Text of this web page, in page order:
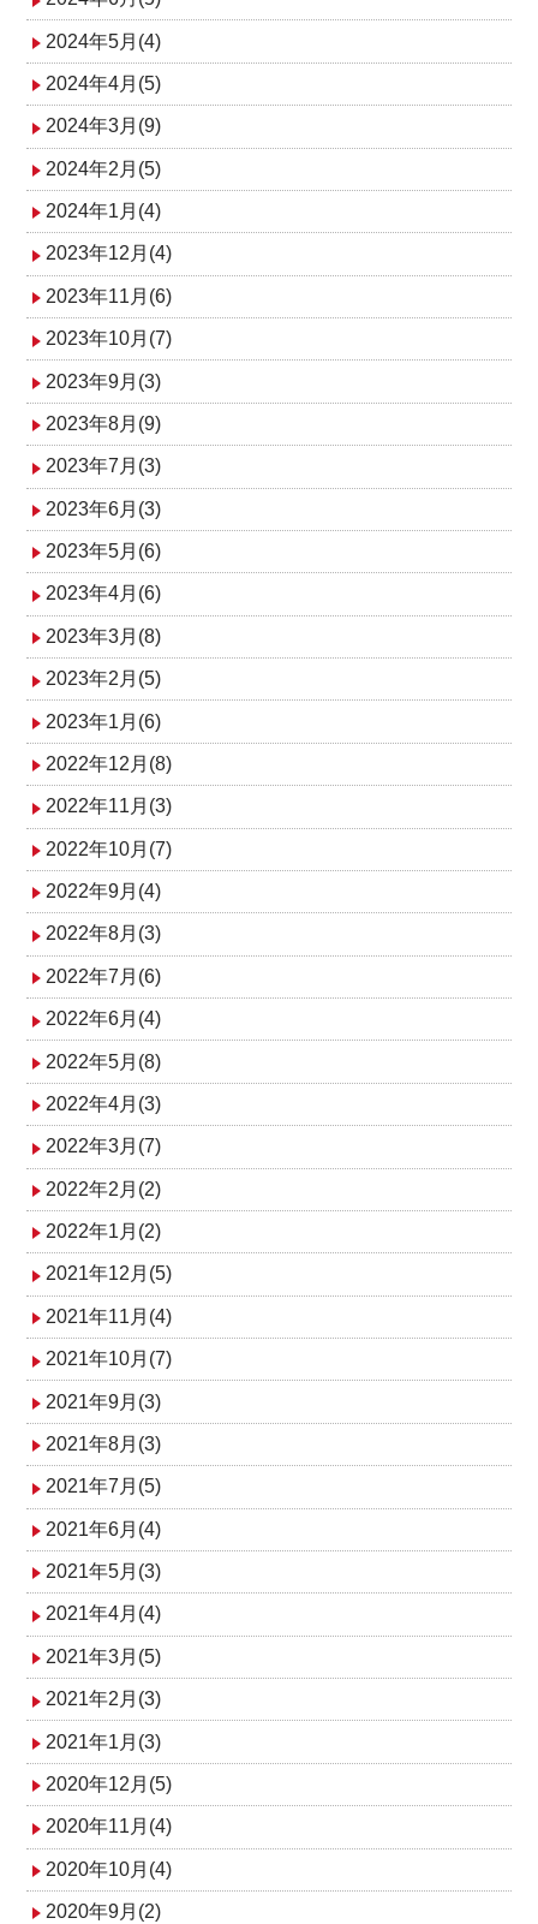
2024年5月(4)
2024年4月(5)
2024年3月(9)
2024年2月(5)
2024年1月(4)
2023年12月(4)
2023年11月(6)
2023年10月(7)
2023年9月(3)
2023年8月(9)
2023年7月(3)
2023年6月(3)
2023年5月(6)
2023年4月(6)
2023年3月(8)
2023年2月(5)
2023年1月(6)
2022年12月(8)
2022年11月(3)
2022年10月(7)
2022年9月(4)
2022年8月(3)
2022年7月(6)
2022年6月(4)
2022年5月(8)
2022年4月(3)
2022年3月(7)
2022年2月(2)
2022年1月(2)
2021年12月(5)
2021年11月(4)
2021年10月(7)
2021年9月(3)
2021年8月(3)
2021年7月(5)
2021年6月(4)
2021年5月(3)
2021年4月(4)
2021年3月(5)
2021年2月(3)
2021年1月(3)
2020年12月(5)
2020年11月(4)
2020年10月(4)
2020年9月(2)